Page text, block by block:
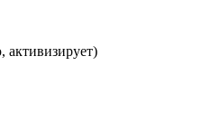
активизирует)